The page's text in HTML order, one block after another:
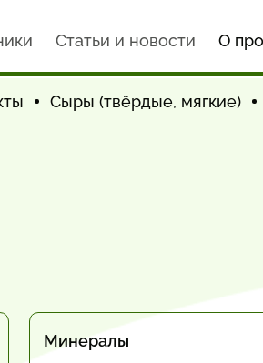
Статьи и новости О
Сыры (твёрдые, мягкие)
Минералы